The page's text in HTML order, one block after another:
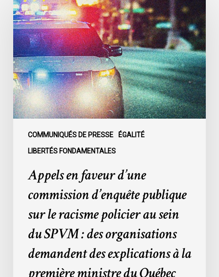
COMMUNIQUÉS DE PRESSE ÉGALITÉ
LIBERTÉS FONDAMENTALES
en
faveur
d’une
commission
d’enquête
publique
sur
le
racisme
policier
SPVM
organisations
explications
Appels en faveur d’une
commission d’enquête publique
sur le racisme policier au sein
du SPVM : des organisations
demandent des explications à la
première ministre du Québec